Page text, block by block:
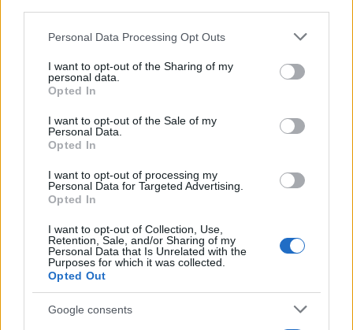
Please note that this website/app uses one or more Google
not limited to your visit or usage behaviour. You may click to
grant or deny consent to Google and its third-party tags to
use your data for below specified purposes in below Google
consent section.
Personal Data Processing Opt Outs
I want to opt-out of the Sharing of my
personal data.
Opted In
I want to opt-out of the Sale of my
Personal Data.
Opted In
I want to opt-out of processing my
Personal Data for Targeted Advertising.
Opted In
I want to opt-out of Collection, Use,
Retention, Sale, and/or Sharing of my
Personal Data that Is Unrelated with the
Purposes for which it was collected.
Opted Out
Google consents
Tensões diplomáticas entre Brasil e Argentina: o que está em
COTAÇÕES CRYPTO